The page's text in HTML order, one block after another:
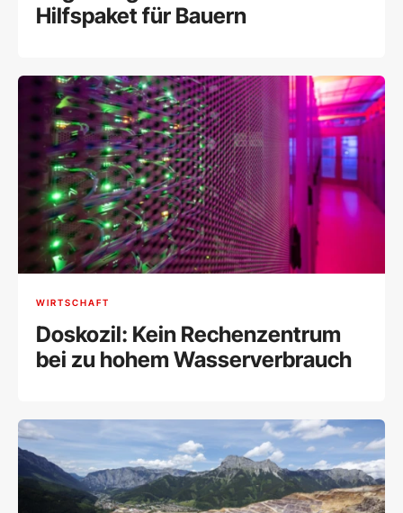
Hilfspaket für Bauern
WIRTSCHAFT
Doskozil: Kein Rechenzentrum
bei zu hohem Wasserverbrauch